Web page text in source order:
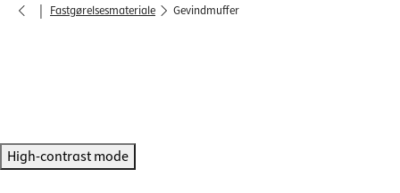
| Fastgørelsesmateriale Gevindmuffer
High-contrast mode